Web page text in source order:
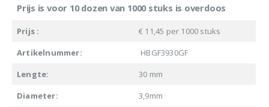
Prijs is voor 10 dozen van 1000 stuks is overdoos
Prijs :
€ 11,45 per 1000 stuks
Artikelnummer:
HBGF3930GF
Lengte:
30 mm
Diameter:
3,9mm